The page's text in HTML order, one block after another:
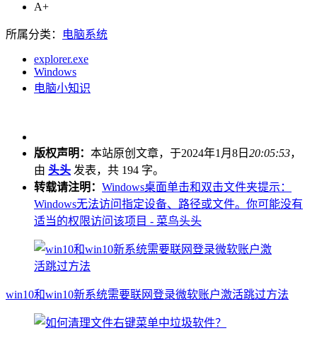
A+
所属分类： 电脑系统
explorer.exe
Windows
电脑小知识
版权声明： 本站原创文章，于2024年1月8日 20:05:53，
由 头头 发表，共 194 字。
转载请注明： Windows桌面单击和双击文件夹提示：
Windows无法访问指定设备、路径或文件。你可能没有
适当的权限访问该项目 - 菜鸟头头
win10和win10新系统需要联网登录微软账户激活跳过方法